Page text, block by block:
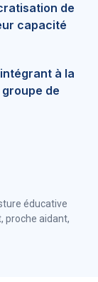
de
capacité
à la
de
éducative
proche aidant,